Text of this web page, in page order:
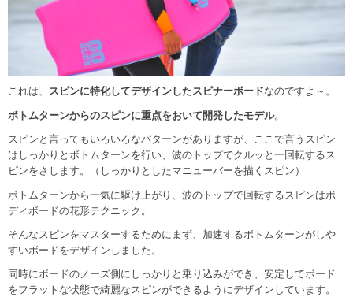
これは、 スピンに特化してデザインしたスピナーボードなのですよ～。
ボトムターンからのスピンに重点をおいて開発したモデル。
スピンと言ってもいろいろなパターンがありますが、ここで言うスピン
はしっかりとボトムターンを行い、波のトップでクルッと一回転するス
ピンをさします。（しっかりとしたマニューバーを描くスピン）
ボトムターンから一気に駆け上がり、波のトップで回転するスピンはボ
ディボードの花形テクニック。
そんなスピンをマスターするためにまず、加速するボトムターンがしや
すいボードをデザインしました。
同時にボードのノーズ側にしっかりと乗り込みができ、安定してボード
をフラットな状態で綺麗なスピンができるようにデザインしています。